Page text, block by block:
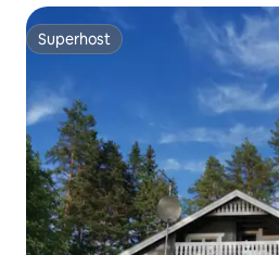
Superhost
Superhost